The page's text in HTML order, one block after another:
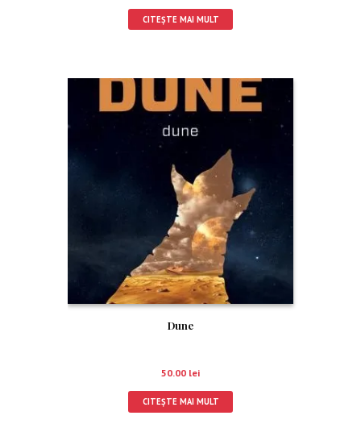
CITEȘTE MAI MULT
Dune
50.00 lei
CITEȘTE MAI MULT